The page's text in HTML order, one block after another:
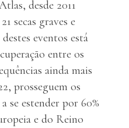
desde 2011
secas graves e
eventos está
entre os
ainda mais
prosseguem os
se estender por 60%
e do Reino